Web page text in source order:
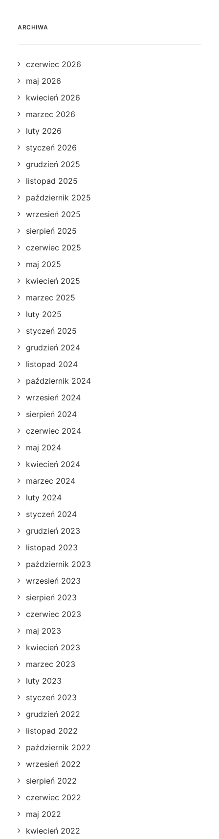
ARCHIWA
czerwiec 2026
maj 2026
kwiecień 2026
marzec 2026
luty 2026
styczeń 2026
grudzień 2025
listopad 2025
październik 2025
wrzesień 2025
sierpień 2025
czerwiec 2025
maj 2025
kwiecień 2025
marzec 2025
luty 2025
styczeń 2025
grudzień 2024
listopad 2024
październik 2024
wrzesień 2024
sierpień 2024
czerwiec 2024
maj 2024
kwiecień 2024
marzec 2024
luty 2024
styczeń 2024
grudzień 2023
listopad 2023
październik 2023
wrzesień 2023
sierpień 2023
czerwiec 2023
maj 2023
kwiecień 2023
marzec 2023
luty 2023
styczeń 2023
grudzień 2022
listopad 2022
październik 2022
wrzesień 2022
sierpień 2022
czerwiec 2022
maj 2022
kwiecień 2022